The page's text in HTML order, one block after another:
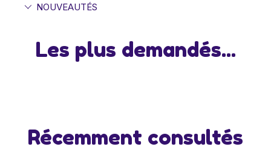
NOUVEAUTÉS
Les plus demandés...
Récemment consultés